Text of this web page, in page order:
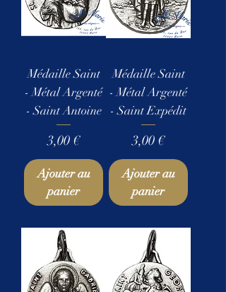
Médaille Saint
- Métal Argenté
- Saint Antoine
Prix
3,00 €
Ajouter au
panier
Médaille Saint
- Métal Argenté
- Saint Expédit
Prix
3,00 €
Ajouter au
panier